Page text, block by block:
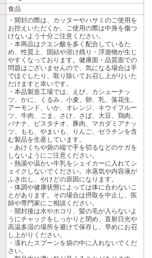
食品
・開封の際は、カッターやハサミのご使用を
お控えいただくか、ご使用の際は中身を傷つ
けないよう十分ご注意ください。
・本商品はクエン酸を多く配合しているた
め、性質上、固結や溶け残り・浮遊物が生じ
やすくなっております。健康面・品質面での
問題はございませんので、気になる場合は手
でほぐしたり、取り除いてお召し上がりいた
だけますと幸いです。
・本品製造工場では、えび、カシューナッ
ツ、かに、くるみ、小麦、卵、乳、落花生、
アーモンド、いか、オレンジ、キウイフルー
ツ、牛肉、ごま、さけ、さば、大豆、鶏肉、
バナナ、ピスタチオ、豚肉、マカダミアナッ
ツ、もも、やまいも、りんご、ゼラチンを含
む製品を生産しています。
・あけくちや袋の端で手を切るなどのケガを
しないようにご注意ください。
・熱湯や温かい牛乳をシェイカーに入れてシ
ェイクしないでください。水蒸気や内容液が
ふき出し、やけどの原因になります。
・体調や健康状態によっては体に合わないこ
とがあります。その場合は摂取を中止し、医
師や専門家にご相談ください。
・開封後は水やホコリ、髪の毛が入らないよ
うにチャックをしっかりと閉め、直射日光や
高温多湿の場所を避けて保存し、早めにお召
し上がりください。
・濡れたスプーンを袋の中に入れないでくだ
さい。